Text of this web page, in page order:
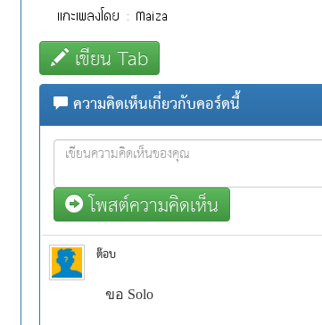
เขียน Tab
ความคิดเห็นเกี่ยวกับคอร์ดนี้
โพสต์ความคิดเห็น
ต๊อบ
ขอ Solo